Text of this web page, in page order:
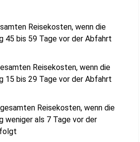
Reisekosten, wenn die
45 bis 59 Tage vor der Abfahrt
Reisekosten, wenn die
15 bis 29 Tage vor der Abfahrt
Reisekosten, wenn die
weniger als 7 Tage vor der